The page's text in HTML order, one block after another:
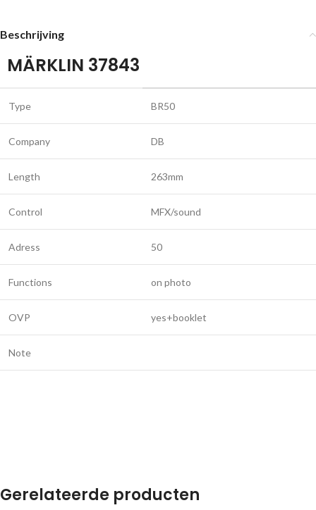
Beschrijving
MÄRKLIN 37843
Type BR50
Company DB
Length 263mm
Control MFX/sound
Adress 50
Functions on photo
OVP yes+booklet
Note
Gerelateerde producten